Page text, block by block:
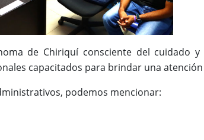
de Chiriquí consciente del cuidado
capacitados para brindar una
podemos mencionar: